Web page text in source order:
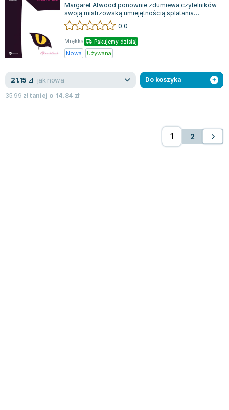
Margaret Atwood ponownie zdumiewa czytelników
swoją mistrzowską umiejętnością splatania
humoru, inteligencji i nieskończonej wyobr...
0.0
Miękka Pakujemy dzisiaj
Nowa Używana
21.15 zł jak nowa
35.99złtaniej o 14.84 zł
Do koszyka
2